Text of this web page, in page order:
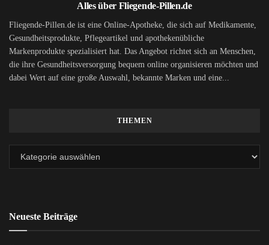
Alles über Fliegende-Pillen.de
Fliegende-Pillen.de ist eine Online-Apotheke, die sich auf Medikamente,
Gesundheitsprodukte, Pflegeartikel und apothekenübliche
Markenprodukte spezialisiert hat. Das Angebot richtet sich an Menschen,
die ihre Gesundheitsversorgung bequem online organisieren möchten und
dabei Wert auf eine große Auswahl, bekannte Marken und eine...
THEMEN
Neueste Beiträge